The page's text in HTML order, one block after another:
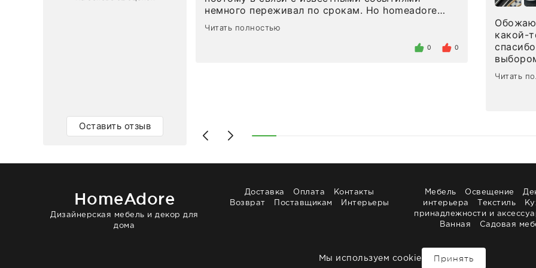
Оставить отзыв
немного переживал по срокам. Но homeadore
привезли ровно в определенное в договоре
время, без задержеки. Отдельно хочу отметить
Выглядит в интерьере ровно так, как хотел. Ещё
раз - большая благодарность сотрудникам
Читать полностью
0 0
Обожаю
какой-
Читать
HomeAdore
Дизайнерская мебель и декор для
дома
Доставка Оплата
Контакты
Возврат
Поставщикам Интерьеры
Мебель Освещение
интерьера
Текстиль
принадлежности и
Ванная
Садовая
Мы используем cookie Принять